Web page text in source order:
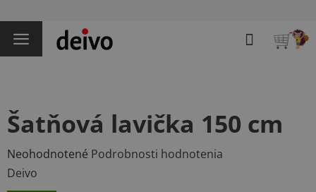
na
obsah
Hľadať
Šatňová lavička 150 cm
Priemerné
hodnotenie
Neohodnotené Podrobnosti hodnotenia
Deivo